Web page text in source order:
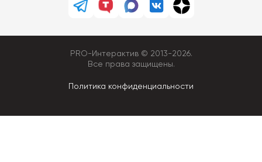
PRO-Интерактив © 2013-2026.
Все права защищены.
Политика конфиденциальности